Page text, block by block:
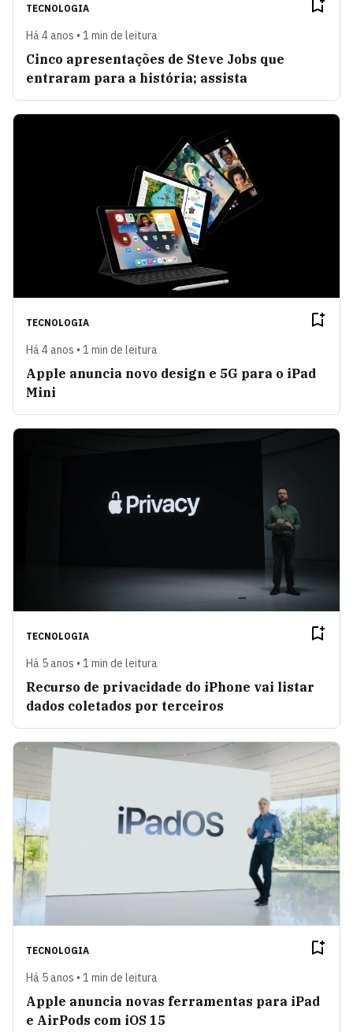
TECNOLOGIA
Há 4 anos • 1 min de leitura
Cinco apresentações de Steve Jobs que
entraram para a história; assista
TECNOLOGIA
Há 4 anos • 1 min de leitura
Apple anuncia novo design e 5G para o iPad
Mini
TECNOLOGIA
Há 5 anos • 1 min de leitura
Recurso de privacidade do iPhone vai listar
dados coletados por terceiros
TECNOLOGIA
Há 5 anos • 1 min de leitura
Apple anuncia novas ferramentas para iPad
e AirPods com iOS 15